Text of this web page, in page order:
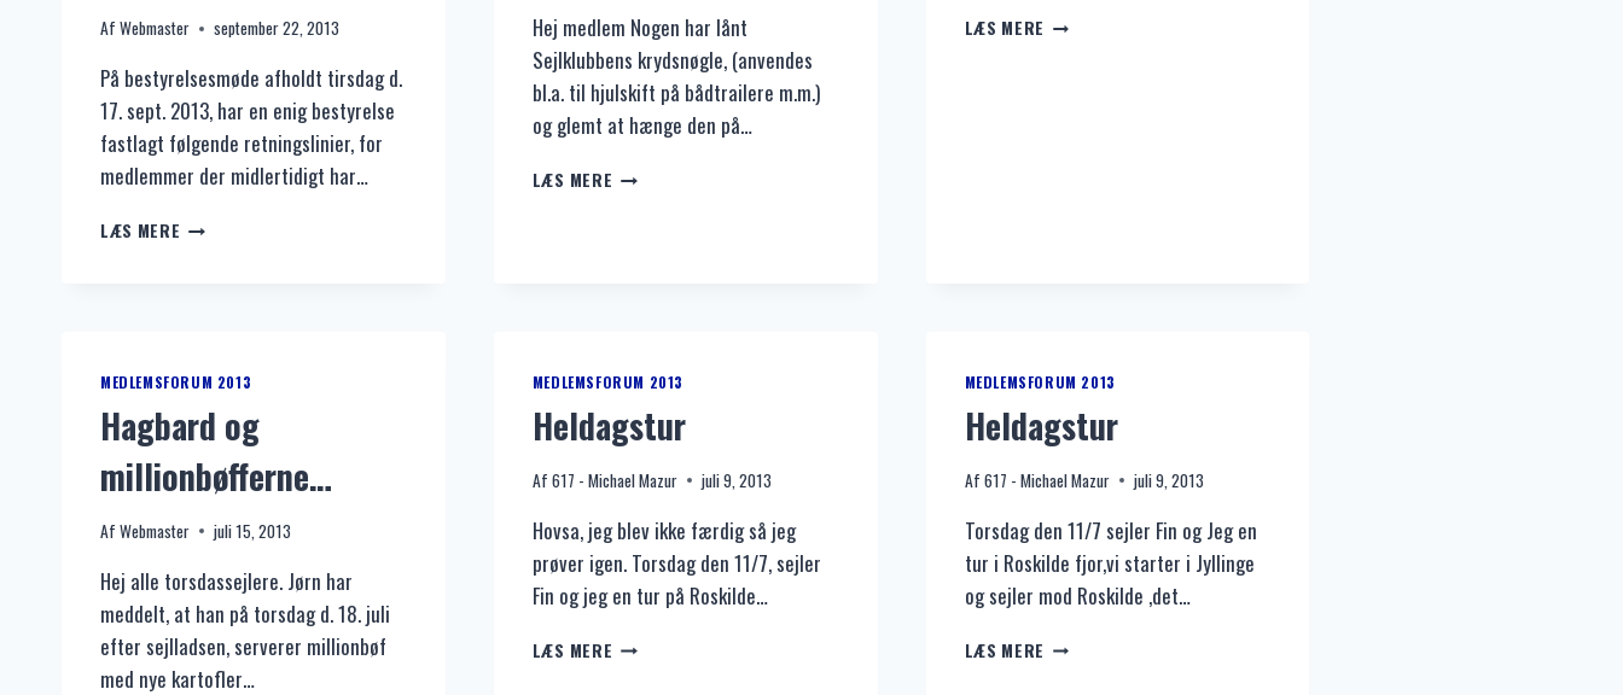
Af Webmaster september 22, 2013
På bestyrelsesmøde afholdt tirsdag d.
17. sept. 2013, har en enig bestyrelse
fastlagt følgende retningslinier, for
medlemmer der midlertidigt har…
LÆS MERE RETNINGSLINIER
2
HVORAF
ENE
TIL
Hej medlem Nogen har lånt
Sejlklubbens krydsnøgle, (anvendes
bl.a. til hjulskift på bådtrailere m.m.)
og glemt at hænge den på…
LÆS MERE EFTERLYSNING
LÆS MERE HANDSKER
MEDLEMSFORUM 2013
Hagbard og
millionbøfferne…
Af Webmaster juli 15, 2013
Hej alle torsdassejlere. Jørn har
meddelt, at han på torsdag d. 18. juli
efter sejlladsen, serverer millionbøf
med nye kartofler…
MEDLEMSFORUM 2013
Heldagstur
Af 617 - Michael Mazur juli 9, 2013
Hovsa, jeg blev ikke færdig så jeg
prøver igen. Torsdag den 11/7, sejler
Fin og jeg en tur på Roskilde…
LÆS MERE HELDAGSTUR
MEDLEMSFORUM 2013
Heldagstur
Af 617 - Michael Mazur juli 9, 2013
Torsdag den 11/7 sejler Fin og Jeg en
tur i Roskilde fjor,vi starter i Jyllinge
og sejler mod Roskilde ,det…
LÆS MERE HELDAGSTUR